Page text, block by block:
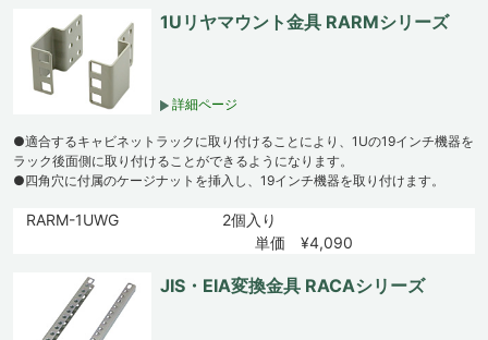
1Uリヤマウント金具 RARMシリーズ
詳細ページ
●適合するキャビネットラックに取り付けることにより、1Uの19インチ機器を
ラック後面側に取り付けることができるようになります。
●四角穴に付属のケージナットを挿入し、19インチ機器を取り付けます。
RARM-1UWG
2個入り
単価 ¥4,090
JIS・EIA変換金具 RACAシリーズ